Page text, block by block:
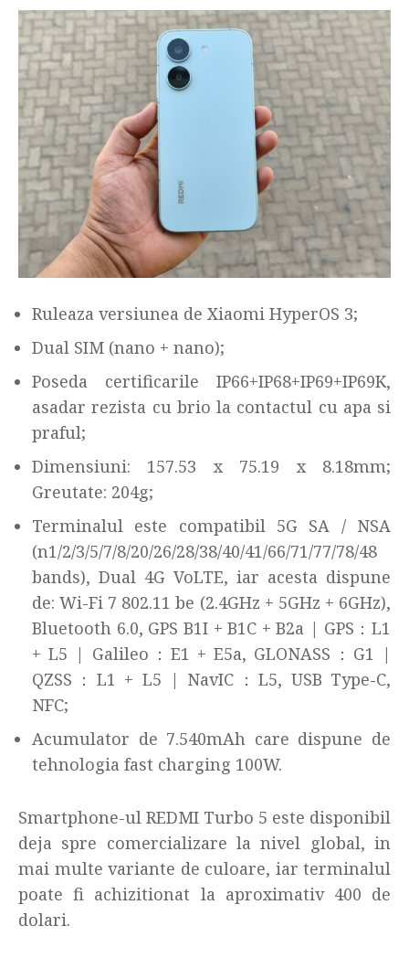
Ruleaza versiunea de Xiaomi HyperOS 3;
Dual SIM (nano + nano);
Poseda certificarile IP66+IP68+IP69+IP69K,
asadar rezista cu brio la contactul cu apa si
praful;
Dimensiuni: 157.53 x 75.19 x 8.18mm;
Greutate: 204g;
Terminalul este compatibil 5G SA / NSA
(n1/2/3/5/7/8/20/26/28/38/40/41/66/71/77/78/48
bands), Dual 4G VoLTE, iar acesta dispune
de: Wi-Fi 7 802.11 be (2.4GHz + 5GHz + 6GHz),
Bluetooth 6.0, GPS B1I + B1C + B2a | GPS：L1
+ L5 | Galileo：E1 + E5a, GLONASS：G1 |
QZSS：L1 + L5 | NavIC：L5, USB Type-C,
NFC;
Acumulator de 7.540mAh care dispune de
tehnologia fast charging 100W.
Smartphone-ul REDMI Turbo 5 este disponibil
deja spre comercializare la nivel global, in
mai multe variante de culoare, iar terminalul
poate fi achizitionat la aproximativ 400 de
dolari.